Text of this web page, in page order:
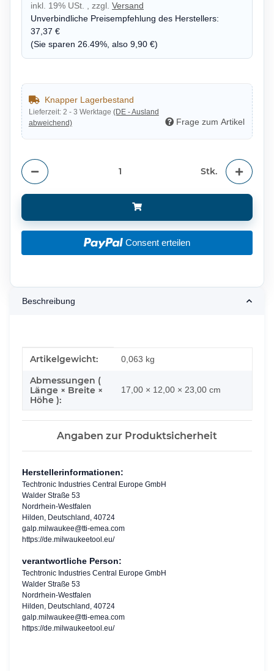
inkl. 19% USt. , zzgl. Versand
Unverbindliche Preisempfehlung des Herstellers:
37,37 €
(Sie sparen 26.49%, also 9,90 €)
Knapper Lagerbestand
Lieferzeit: 2 - 3 Werktage (DE - Ausland
abweichend)
Frage zum Artikel
Stk.
Consent erteilen
Beschreibung
Produkteigenschaft
Wert
Artikelgewicht: 0,063 kg
Abmessungen (
Länge × Breite ×
Höhe ):
17,00 × 12,00 × 23,00 cm
Angaben zur Produktsicherheit
Herstellerinformationen:
Techtronic Industries Central Europe GmbH
Walder Straße 53
Nordrhein-Westfalen
Hilden, Deutschland, 40724
galp.milwaukee@tti-emea.com
https://de.milwaukeetool.eu/
verantwortliche Person:
Techtronic Industries Central Europe GmbH
Walder Straße 53
Nordrhein-Westfalen
Hilden, Deutschland, 40724
galp.milwaukee@tti-emea.com
https://de.milwaukeetool.eu/